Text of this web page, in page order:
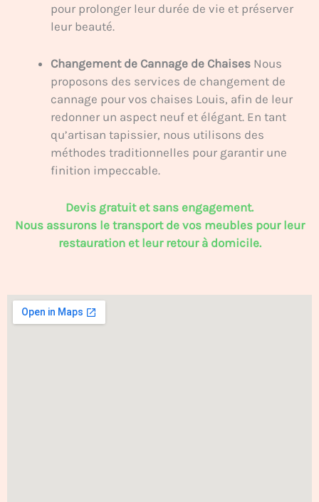
pour prolonger leur durée de vie et préserver
leur beauté.
Changement de Cannage de Chaises Nous
proposons des services de changement de
cannage pour vos chaises Louis, afin de leur
redonner un aspect neuf et élégant. En tant
qu’artisan tapissier, nous utilisons des
méthodes traditionnelles pour garantir une
finition impeccable.
Devis gratuit et sans engagement.
Nous assurons le transport de vos meubles pour leur
restauration et leur retour à domicile.